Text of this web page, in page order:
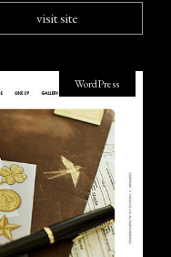
visit site
WordPress